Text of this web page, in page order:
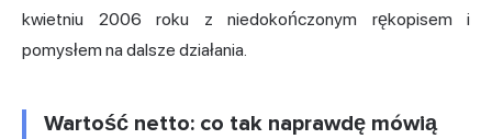
kwietniu 2006 roku z niedokończonym rękopisem i
pomysłem na dalsze działania.
Wartość netto: co tak naprawdę mówią